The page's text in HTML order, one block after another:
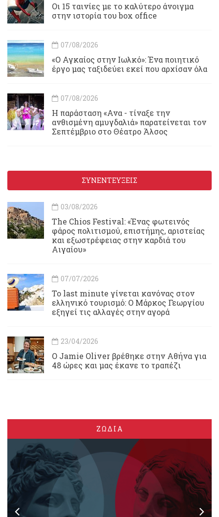
Οι 15 ταινίες με το καλύτερο άνοιγμα
στην ιστορία του box office
07/08/2026
«Ο Αγκαίος στην Ιωλκό»: Ένα ποιητικό
έργο μας ταξιδεύει εκεί που αρχίσαν όλα
07/08/2026
Η παράσταση «Ανα - τίναξε την
ανθισμένη αμυγδαλιά» παρατείνεται τον
Σεπτέμβριο στο Θέατρο Άλσος
ΣΥΝΕΝΤΕΥΞΕΙΣ
03/08/2026
Τhe Chios Festival: «Ένας φωτεινός
φάρος πολιτισμού, επιστήμης, αριστείας
και εξωστρέφειας στην καρδιά του
Αιγαίου»
07/07/2026
Το last minute γίνεται κανόνας στον
ελληνικό τουρισμό: Ο Μάρκος Γεωργίου
εξηγεί τις αλλαγές στην αγορά
23/04/2026
Ο Jamie Oliver βρέθηκε στην Αθήνα για
48 ώρες και μας έκανε το τραπέζι
ΖΩΔΙΑ